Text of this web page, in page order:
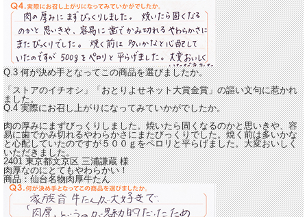
Q.3 何が決め手となってこの商品を選びましたか。
「ストアのイチオシ」「おとりよせネット大賞金賞」の謳い文句に惹かれ
ました。
Q.4 実際にお召し上がりになってみていかがでしたか。
肉の厚みにまずびっくりしました。焼いたら固くなるのかと思いきや、容
易に歯でかみ切れるやわらかさにまたびっくりでした。焼く前は多いかな
と心配していたのですが５００ｇをペロリと平らげました。大変おいしく
いただきました。
2401 東京都文京区三浦謙蔵様
肉厚なのにとてもやわらかい！
商品：仙台名物肉厚牛たん